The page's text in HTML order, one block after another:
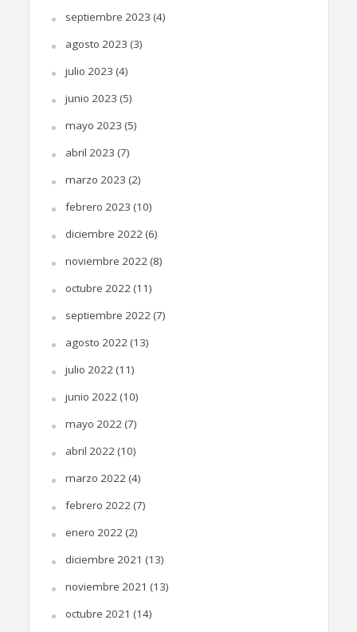
septiembre 2023 (4)
agosto 2023 (3)
julio 2023 (4)
junio 2023 (5)
mayo 2023 (5)
abril 2023 (7)
marzo 2023 (2)
febrero 2023 (10)
diciembre 2022 (6)
noviembre 2022 (8)
octubre 2022 (11)
septiembre 2022 (7)
agosto 2022 (13)
julio 2022 (11)
junio 2022 (10)
mayo 2022 (7)
abril 2022 (10)
marzo 2022 (4)
febrero 2022 (7)
enero 2022 (2)
diciembre 2021 (13)
noviembre 2021 (13)
octubre 2021 (14)